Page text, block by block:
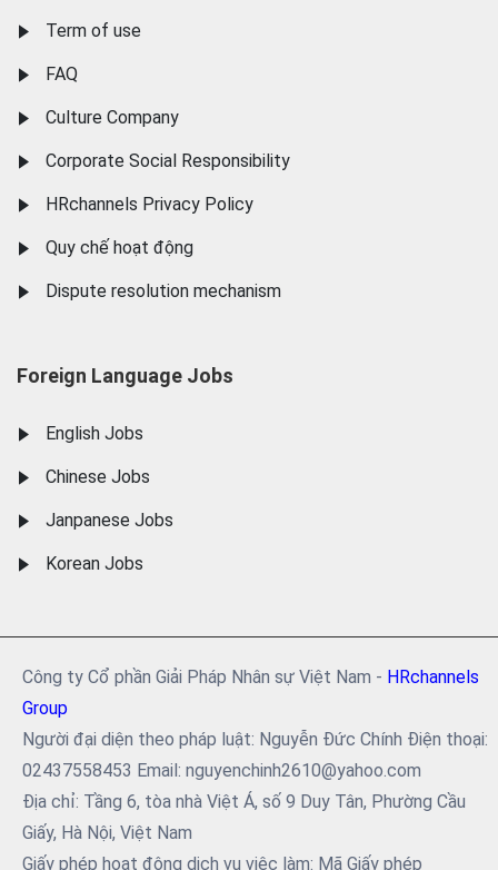
Term of use
FAQ
Culture Company
Corporate Social Responsibility
HRchannels Privacy Policy
Quy chế hoạt động
Dispute resolution mechanism
Foreign Language Jobs
English Jobs
Chinese Jobs
Janpanese Jobs
Korean Jobs
Công ty Cổ phần Giải Pháp Nhân sự Việt Nam - HRchannels
Group
Người đại diện theo pháp luật: Nguyễn Đức Chính Điện thoại:
02437558453 Email: nguyenchinh2610@yahoo.com
Địa chỉ: Tầng 6, tòa nhà Việt Á, số 9 Duy Tân, Phường Cầu
Giấy, Hà Nội, Việt Nam
Giấy phép hoạt động dịch vụ việc làm: Mã Giấy phép